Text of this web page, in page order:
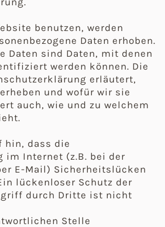
benutzen, werden
Daten erhoben.
Daten sind Daten, mit denen
werden können. Die
erläutert,
und wofür wir sie
auch, wie und zu welchem
hin, dass die
im Internet (z.B. bei der
E-Mail) Sicherheitslücken
lückenloser Schutz der
durch Dritte ist nicht
Stelle